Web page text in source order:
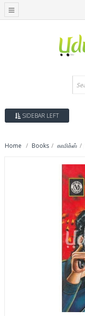
SIDEBAR LEFT
Home Books காமிக்ஸ்